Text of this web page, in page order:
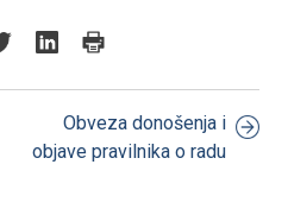
Obveza donošenja i
objave pravilnika o radu